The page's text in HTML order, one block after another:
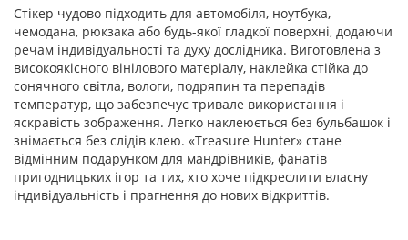
Стікер чудово підходить для автомобіля, ноутбука,
чемодана, рюкзака або будь-якої гладкої поверхні, додаючи
речам індивідуальності та духу дослідника. Виготовлена з
високоякісного вінілового матеріалу, наклейка стійка до
сонячного світла, вологи, подряпин та перепадів
температур, що забезпечує тривале використання і
яскравість зображення. Легко наклеюється без бульбашок і
знімається без слідів клею. «Treasure Hunter» стане
відмінним подарунком для мандрівників, фанатів
пригодницьких ігор та тих, хто хоче підкреслити власну
індивідуальність і прагнення до нових відкриттів.